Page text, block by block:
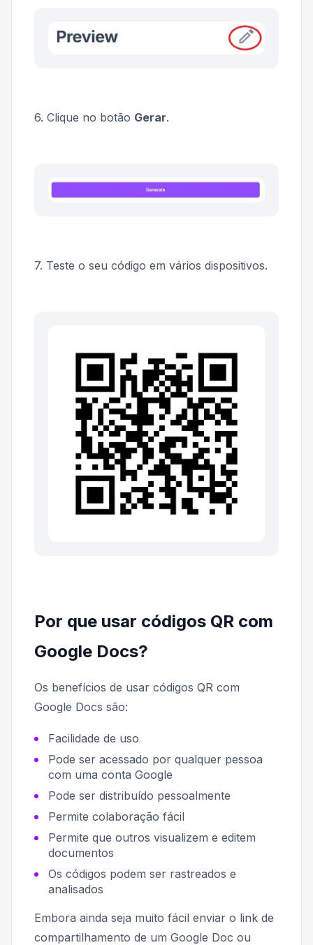
6. Clique no botão Gerar.
7. Teste o seu código em vários dispositivos.
Por que usar códigos QR com
Google Docs?
Os benefícios de usar códigos QR com
Google Docs são:
Facilidade de uso
Pode ser acessado por qualquer pessoa
com uma conta Google
Pode ser distribuído pessoalmente
Permite colaboração fácil
Permite que outros visualizem e editem
documentos
Os códigos podem ser rastreados e
analisados
Embora ainda seja muito fácil enviar o link de
compartilhamento de um Google Doc ou